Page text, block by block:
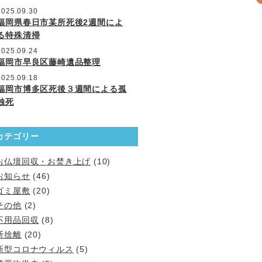
岡県春日市某所死後2週間によ
特殊清掃
岡市早良区藤崎遺品整理
岡市博多区死後３週間による孤
死
テゴリー
仏壇回収・お焚き上げ (10)
知らせ (46)
ミ屋敷 (20)
の他 (2)
用品回収 (8)
捨離 (20)
型コロナウィルス (5)